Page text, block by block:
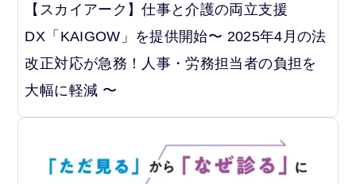
【スカイアーク】仕事と介護の両立支援
DX「KAIGOW」を提供開始〜 2025年4月の法
改正対応が急務！人事・労務担当者の負担を
大幅に軽減 〜